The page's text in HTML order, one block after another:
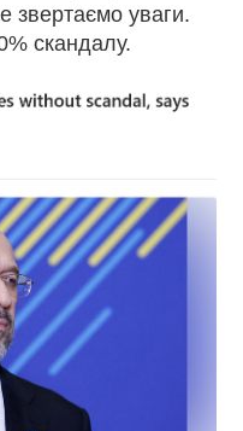
звертаємо уваги.
скандалу.